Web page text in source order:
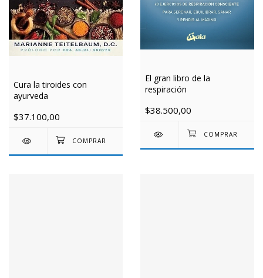
Cura la tiroides con
ayurveda
$37.100,00
El gran libro de la
respiración
$38.500,00